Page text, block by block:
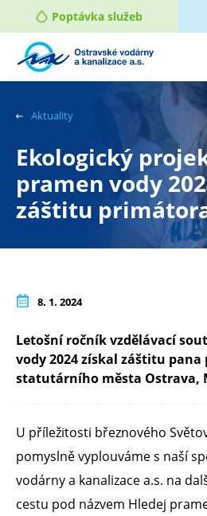
Poptávka služeb
Webové
stránky
míruAktuality
Ekologický
pramen vody
záštitu
8. 1. 2024
Letošní ročník vzdělávací
vody 2024 získal záštitu
statutárního města Ostrava,
U příležitosti březnového
pomyslně vyplouváme s naší
vodárny a kanalizace a.s. na
cestu pod názvem Hledej